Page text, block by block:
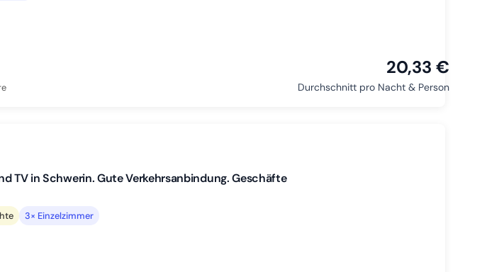
20,33 €
Durchschnitt pro Nacht & Person
TV in Schwerin. Gute Verkehrsanbindung. Geschäfte
3× Einzelzimmer